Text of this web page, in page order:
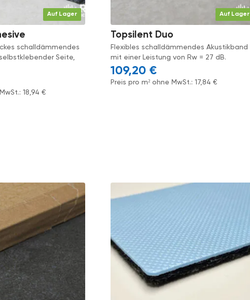
Auf Lager
schalldämmendes
Seite,
18,94€
Auf Lager
Topsilent Duo
Flexibles schalldämmendes Akustikband
mit einer Leistung von Rw = 27 dB.
109,20 €
Preis pro m² ohne MwSt.:17,84€